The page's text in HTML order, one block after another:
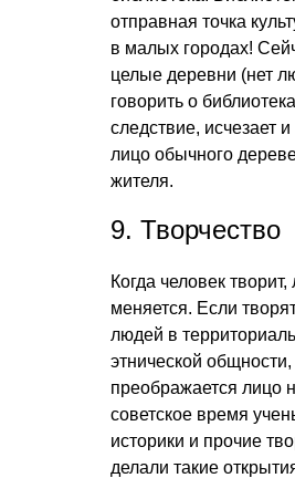
отправная точка
в малых городах!
целые деревни (нет
говорить о
следствие, исчезает и
лицо обычного
жителя.
9. Творчество
Когда человек творит,
меняется. Если
людей в
этнической общности,
преображается лицо
советское время
историки и прочие
делали такие